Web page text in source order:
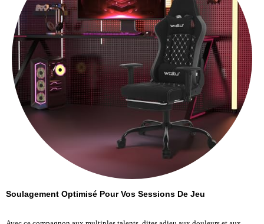
Soulagement Optimisé Pour Vos Sessions De Jeu